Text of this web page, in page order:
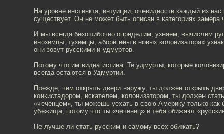
На уровне инстинкта, интуиции, очевидности каждый из
существует. Он не может быть описан в категориях замера
И мы всегда безошибочно определим, узнаем, вычислим
иноземцы, туземцы, аборигены в новых колонизаторах
они зовут русскими и удмуртов.
Потому что им видна истина. Те удмурты, которые
всегда остаются в Удмуртии.
Прежде, чем открыть двери наружу, ты должен открыть
конкистадором, искателем, колонизатором, ты должен
«чеченцем», ты можешь уехать в свою Америку только как
убежища, потому что ты «чеченец» и тебя обижают
Не лучше ли стать русским и самому всех обижать?